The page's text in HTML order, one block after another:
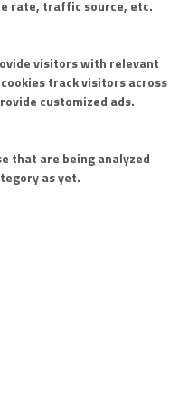
rate, traffic source, etc.
visitors with relevant
track visitors across
customized ads.
that are being analyzed
as yet.